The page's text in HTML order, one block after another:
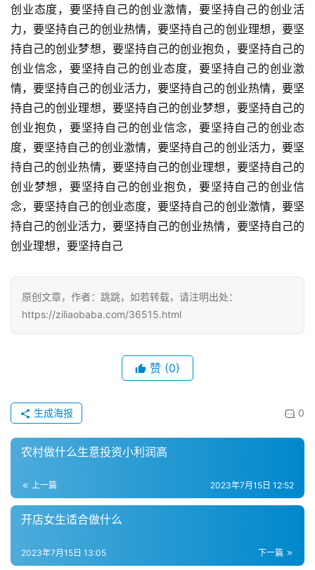
投
稿
每
日
好
诗
创业态度，要坚持自己的创业激情，要坚持自己的创业活
力，要坚持自己的创业热情，要坚持自己的创业理想，要坚
持自己的创业梦想，要坚持自己的创业抱负，要坚持自己的
创业信念，要坚持自己的创业态度，要坚持自己的创业激
情，要坚持自己的创业活力，要坚持自己的创业热情，要坚
持自己的创业理想，要坚持自己的创业梦想，要坚持自己的
创业抱负，要坚持自己的创业信念，要坚持自己的创业态
度，要坚持自己的创业激情，要坚持自己的创业活力，要坚
持自己的创业热情，要坚持自己的创业理想，要坚持自己的
创业梦想，要坚持自己的创业抱负，要坚持自己的创业信
念，要坚持自己的创业态度，要坚持自己的创业激情，要坚
持自己的创业活力，要坚持自己的创业热情，要坚持自己的
创业理想，要坚持自己
原创文章，作者：跳跳，如若转载，请注明出处：
https://ziliaobaba.com/36515.html
赞 (0)
0
生成海报
农村做什么生意投资小利润高
上一篇 2023年7月15日 12:52
开店女生适合做什么
下一篇
2023年7月15日 13:05